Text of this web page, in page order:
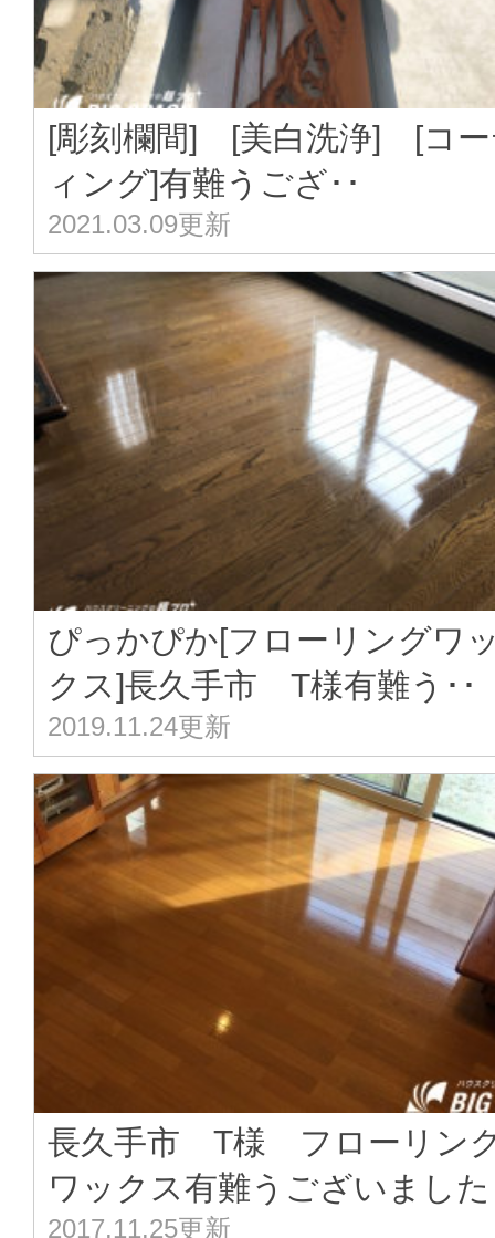
[彫刻欄間] [美白洗浄] [コ
ィング]有難うござ･･
2021.03.09更新
ぴっかぴか[フローリングワ
クス]長久手市 T様有難う･･
2019.11.24更新
長久手市 T様 フローリン
ワックス有難うございました
2017.11.25更新